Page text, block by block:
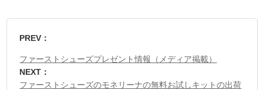
PREV：
ファーストシューズプレゼント情報（メディア掲載）
NEXT：
ファーストシューズのモネリーナの無料お試しキットの出荷